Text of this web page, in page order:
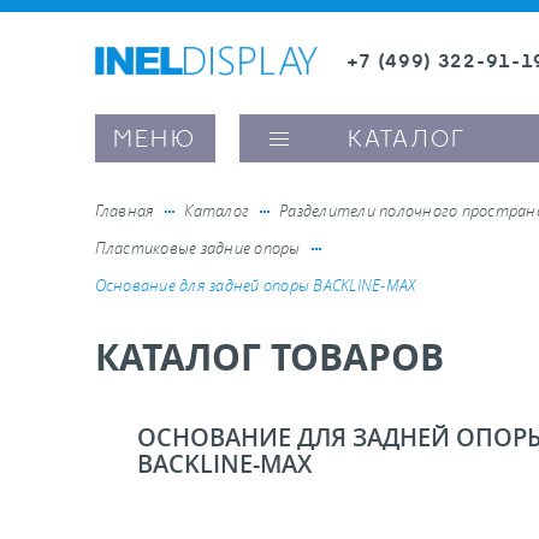
+7 (499) 322-91-
Заказать звонок
МЕНЮ КАТАЛОГ
ценникодержатели
полочного пространства
вывесок и шелфтокеры
Главная Каталог
Разделители полочного
Пластиковые задние опоры
Основание для задней опоры BACKLINE-MAX
КАТАЛОГ ТОВАРОВ
ОСНОВАНИЕ ДЛЯ ЗАДНЕЙ
BACKLINE-MAX